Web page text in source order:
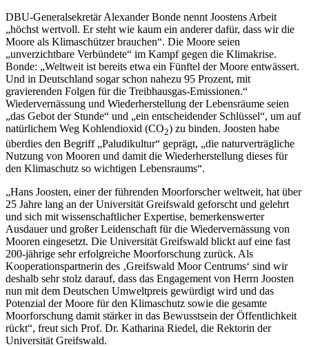
DBU-Generalsekretär Alexander Bonde nennt Joostens Arbeit
„höchst wertvoll. Er steht wie kaum ein anderer dafür, dass wir die
Moore als Klimaschützer brauchen“. Die Moore seien
„unverzichtbare Verbündete“ im Kampf gegen die Klimakrise.
Bonde: „Weltweit ist bereits etwa ein Fünftel der Moore entwässert.
Und in Deutschland sogar schon nahezu 95 Prozent, mit
gravierenden Folgen für die Treibhausgas-Emissionen.“
Wiedervernässung und Wiederherstellung der Lebensräume seien
„das Gebot der Stunde“ und „ein entscheidender Schlüssel“, um auf
natürlichem Weg Kohlendioxid (CO2) zu binden. Joosten habe
überdies den Begriff „Paludikultur“ geprägt, „die naturverträgliche
Nutzung von Mooren und damit die Wiederherstellung dieses für
den Klimaschutz so wichtigen Lebensraums“.
„Hans Joosten, einer der führenden Moorforscher weltweit, hat über
25 Jahre lang an der Universität Greifswald geforscht und gelehrt
und sich mit wissenschaftlicher Expertise, bemerkenswerter
Ausdauer und großer Leidenschaft für die Wiedervernässung von
Mooren eingesetzt. Die Universität Greifswald blickt auf eine fast
200-jährige sehr erfolgreiche Moorforschung zurück. Als
Kooperationspartnerin des ‚Greifswald Moor Centrums‘ sind wir
deshalb sehr stolz darauf, dass das Engagement von Herrn Joosten
nun mit dem Deutschen Umweltpreis gewürdigt wird und das
Potenzial der Moore für den Klimaschutz sowie die gesamte
Moorforschung damit stärker in das Bewusstsein der Öffentlichkeit
rückt“, freut sich Prof. Dr. Katharina Riedel, die Rektorin der
Universität Greifswald.